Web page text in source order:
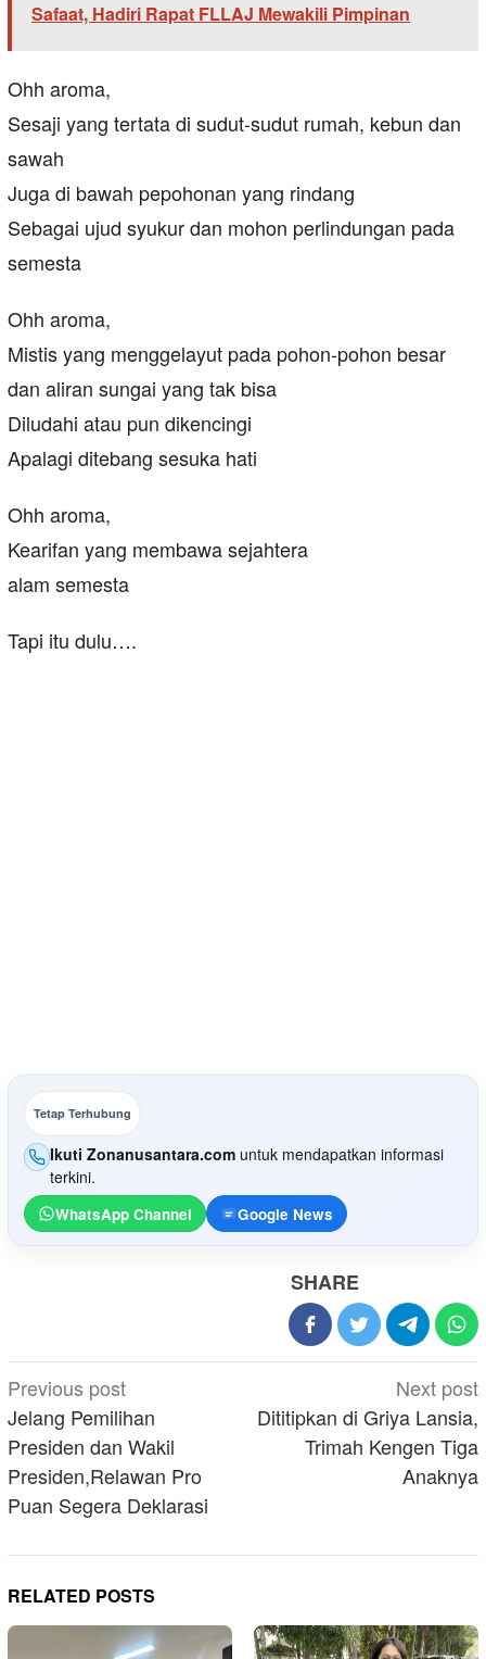
Safaat, Hadiri Rapat FLLAJ Mewakili Pimpinan
Ohh aroma,
Sesaji yang tertata di sudut-sudut rumah, kebun dan
sawah
Juga di bawah pepohonan yang rindang
Sebagai ujud syukur dan mohon perlindungan pada
semesta
Ohh aroma,
Mistis yang menggelayut pada pohon-pohon besar
dan aliran sungai yang tak bisa
Diludahi atau pun dikencingi
Apalagi ditebang sesuka hati
Ohh aroma,
Kearifan yang membawa sejahtera
alam semesta
Tapi itu dulu….
Tetap Terhubung
Ikuti Zonanusantara.com untuk mendapatkan informasi
terkini.
WhatsApp Channel Google News
SHARE
Post
navigation
Previous post
Jelang Pemilihan
Presiden dan Wakil
Presiden,Relawan Pro
Puan Segera Deklarasi
Next post
Dititipkan di Griya Lansia,
Trimah Kengen Tiga
Anaknya
RELATED POSTS